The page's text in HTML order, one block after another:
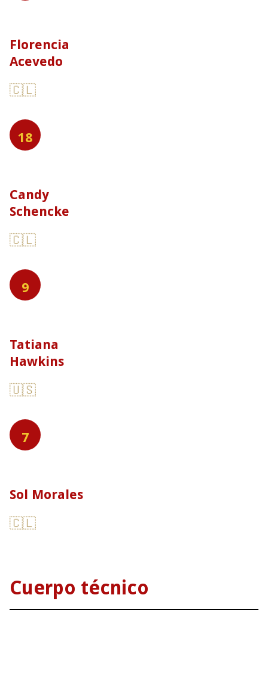
Florencia
Acevedo
🇨🇱
18
Candy
Schencke
🇨🇱
9
Tatiana
Hawkins
🇺🇸
7
Sol Morales
🇨🇱
Cuerpo técnico